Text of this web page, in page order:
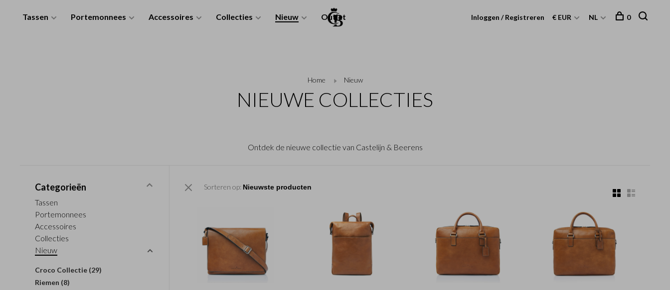
Tassen Portemonnees Accessoires Collecties Nieuw Outlet Inloggen / Registreren € EUR NL 0
Home Nieuw
NIEUWE COLLECTIES
Ontdek de nieuwe collectie van Castelijn & Beerens
Categorieën
Tassen
Portemonnees
Accessoires
Collecties
Nieuw
Croco Collectie (29)
Riemen (8)
Sorteren op: